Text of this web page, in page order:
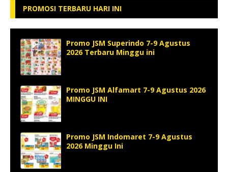
PROMOSI TERBARU HARI INI
Promo JSM Superindo 7-9 Agustus
2026 Terbaru Minggu ini
Promo JSM Alfamart 7-9 Agustus 2026
MINGGU INI
Promo JSM Indomaret 7-9 Agustus
2026 Minggu Ini